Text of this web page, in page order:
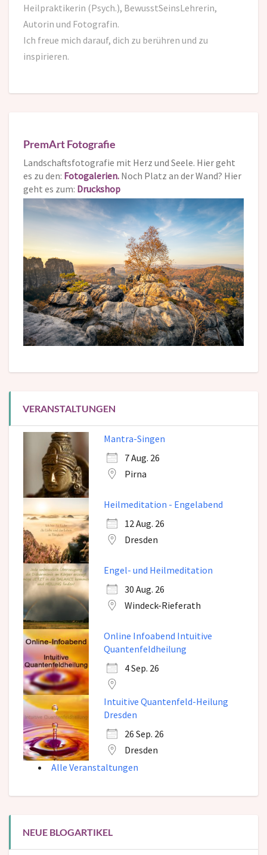
Heilpraktikerin (Psych.), BewusstSeinsLehrerin,
Autorin und Fotografin.
Ich freue mich darauf, dich zu berühren und zu
inspirieren.
PremArt Fotografie
Landschaftsfotografie mit Herz und Seele. Hier geht
es zu den: Fotogalerien. Noch Platz an der Wand? Hier
geht es zum: Druckshop
VERANSTALTUNGEN
Mantra-Singen
7 Aug. 26
Pirna
Heilmeditation - Engelabend
12 Aug. 26
Dresden
Engel- und Heilmeditation
30 Aug. 26
Windeck-Rieferath
Online Infoabend Intuitive
Quantenfeldheilung
4 Sep. 26
Intuitive Quantenfeld-Heilung
Dresden
26 Sep. 26
Dresden
Alle Veranstaltungen
NEUE BLOGARTIKEL